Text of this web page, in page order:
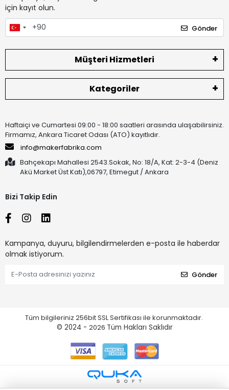
için kayıt olun.
Gönder
Müşteri Hizmetleri
Kategoriler
Haftaiçi ve Cumartesi 09:00 - 18:00 saatleri arasında ulaşabilirsiniz.
Firmamız, Ankara Ticaret Odası (ATO) kayıtlıdır.
info@makerfabrika.com
Bahçekapı Mahallesi 2543.Sokak, No: 18/A, Kat: 2-3-4 (Deniz
Akü Market Üst Katı),06797, Etimegut / Ankara
Bizi Takip Edin
Kampanya, duyuru, bilgilendirmelerden e-posta ile haberdar
olmak istiyorum.
Gönder
Tüm bilgileriniz 256bit SSL Sertifikası ile korunmaktadır.
© 2024 - 2026 Tüm Hakları Saklıdır